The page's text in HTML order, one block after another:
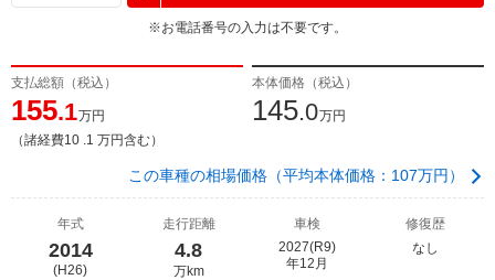
※お電話番号の入力は不要です。
支払総額（税込）
155.1万円
（諸経費10 .1 万円含む）
本体価格（税込）
145.0万円
この車種の相場価格（平均本体価格：107万円）
年式
2014
(H26)
走行距離
4.8
万km
車検
2027(R9)
年12月
修復歴
なし